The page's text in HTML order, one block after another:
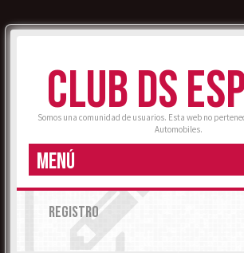
CLUB DS
Somos una comunidad de usuarios. Esta web no
Automobiles.
MENÚ
REGISTRO